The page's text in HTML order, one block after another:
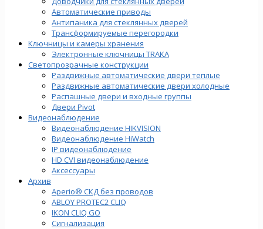
Автоматические приводы
Антипаника для стеклянных дверей
Трансформируемые перегородки
Ключницы и камеры хранения
Электронные ключницы TRAKA
Светопрозрачные конструкции
Раздвижные автоматические двери теплые
Раздвижные автоматические двери холодные
Распашные двери и входные группы
Двери Pivot
Видеонаблюдение
Видеонаблюдение HIKVISION
Видеонаблюдение HiWatch
IP видеонаблюдение
HD CVI видеонаблюдение
Аксессуары
Архив
Aperio® СКД без проводов
ABLOY PROTEC2 CLIQ
IKON CLIQ GO
Сигнализация